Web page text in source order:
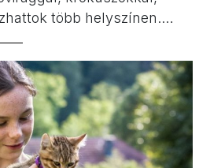
több helyszínen.